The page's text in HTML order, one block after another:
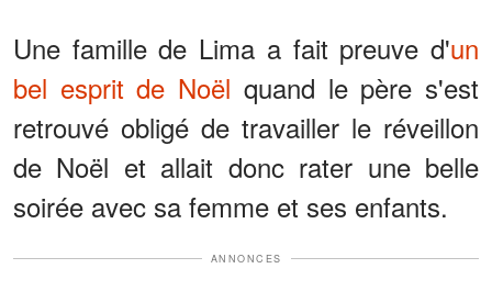
parents
Une famille de Lima a fait preuve d'un
bel esprit de Noël quand le père s'est
retrouvé obligé de travailler le réveillon
de Noël et allait donc rater une belle
soirée avec sa femme et ses enfants.
ANNONCES